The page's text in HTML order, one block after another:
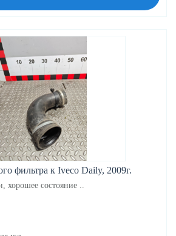
фильтра к Iveco Daily, 2009г.
хорошее состояние ..